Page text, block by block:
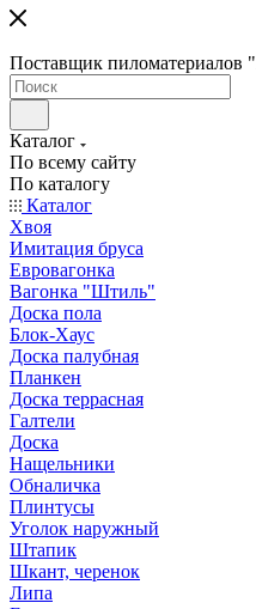
Поставщик пиломатериалов
Каталог
По всему сайту
По каталогу
Каталог
Хвоя
Имитация бруса
Евровагонка
Вагонка "Штиль"
Доска пола
Блок-Хаус
Доска палубная
Планкен
Доска террасная
Галтели
Доска
Нащельники
Обналичка
Плинтусы
Уголок наружный
Штапик
Шкант, черенок
Липа